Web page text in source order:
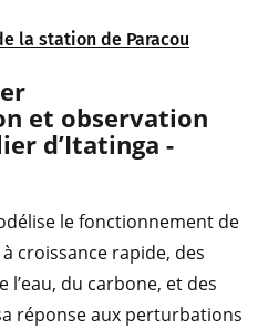
la station de Paracou
et observation
d’Itatinga -
le fonctionnement de
croissance rapide, des
l’eau, du carbone, et des
réponse aux perturbations